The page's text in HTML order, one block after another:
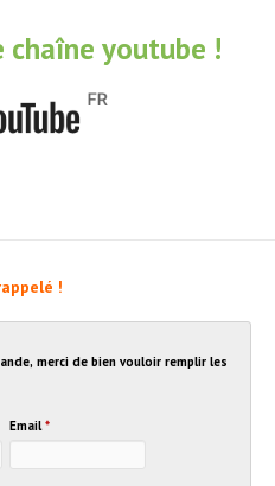
chaîne youtube !
!
merci de bien vouloir remplir les
Email*